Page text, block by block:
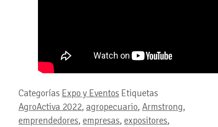
Categorías Expo y Eventos Etiquetas
AgroActiva 2022, agropecuario, Armstrong,
emprendedores, empresas, expositores,